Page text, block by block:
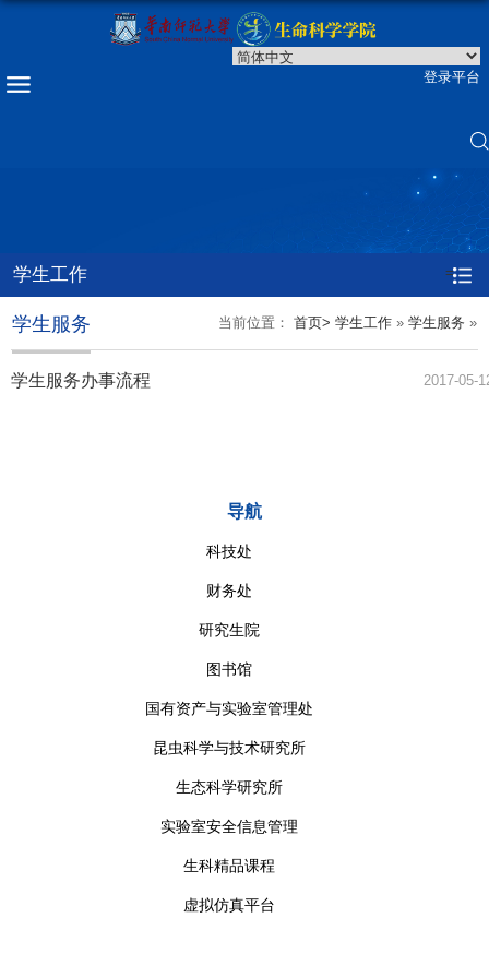
登录平台
学生工作 =
当前位置： 首页> 学生工作 » 学生服务 »
学生服务
学生服务办事流程 2017-05-
导航
科技处
财务处
研究生院
图书馆
国有资产与实验室管理处
昆虫科学与技术研究所
生态科学研究所
实验室安全信息管理
生科精品课程
虚拟仿真平台